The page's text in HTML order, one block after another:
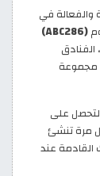
والفعالة في
(ABC286)
الفنادق
مجموعة
لتحصل على
مرة تنشئ
عند